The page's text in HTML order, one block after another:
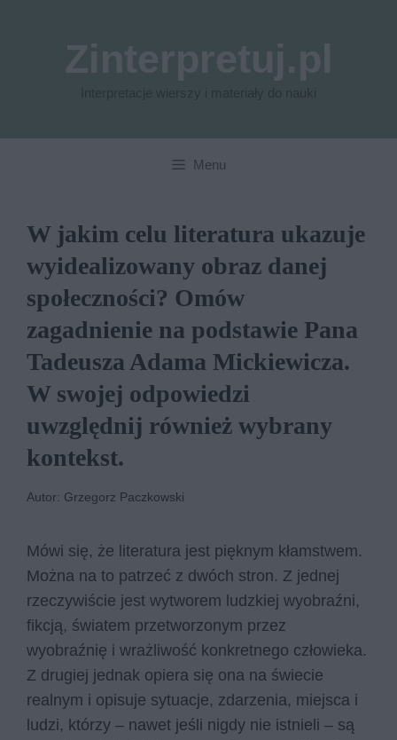
Menu
W jakim celu literatura ukazuje
wyidealizowany obraz danej
społeczności? Omów
zagadnienie na podstawie Pana
Tadeusza Adama Mickiewicza.
W swojej odpowiedzi
uwzględnij również wybrany
kontekst.
Autor: Grzegorz Paczkowski
Mówi się, że literatura jest pięknym kłamstwem.
Można na to patrzeć z dwóch stron. Z jednej
rzeczywiście jest wytworem ludzkiej wyobraźni,
fikcją, światem przetworzonym przez
wyobraźnię i wrażliwość konkretnego człowieka.
Z drugiej jednak opiera się ona na świecie
realnym i opisuje sytuacje, zdarzenia, miejsca i
ludzi, którzy – nawet jeśli nigdy nie istnieli – są